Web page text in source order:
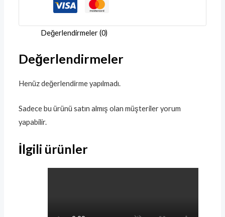
Değerlendirmeler (0)
Değerlendirmeler
Henüz değerlendirme yapılmadı.
Sadece bu ürünü satın almış olan müşteriler yorum
yapabilir.
İlgili ürünler